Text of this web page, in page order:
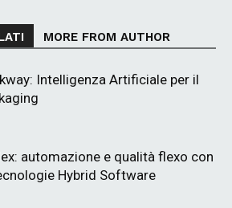
MORE FROM AUTHOR
Intelligenza Artificiale per il
automazione e qualità flexo con
Hybrid Software